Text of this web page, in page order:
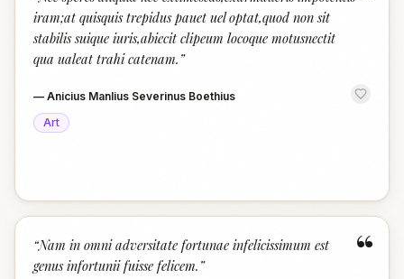
iram;at quisquis trepidus pauet uel optat,quod non sit
stabilis suique iuris,abiecit clipeum locoque motusnectit
qua ualeat trahi catenam. ”
— Anicius Manlius Severinus Boethius
Art
“
“Nam in omni adversitate fortunae infelicissimum est
genus infortunii fuisse felicem. ”